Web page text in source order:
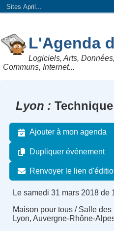
Sites April...
L'Agenda
Logiciels, Arts,
Communs, Internet...
Lyon
Ajouter à mon agenda
Dupliquer événement
Renvoyer le lien
Le samedi 31 mars 2018 de
Maison pour tous / Salle
Lyon, Auvergne-Rhône-